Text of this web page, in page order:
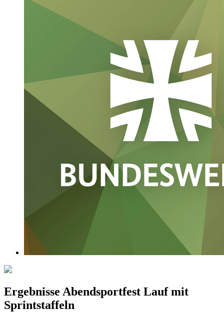
Ergebnisse Abendsportfest Lauf mit
Sprintstaffeln